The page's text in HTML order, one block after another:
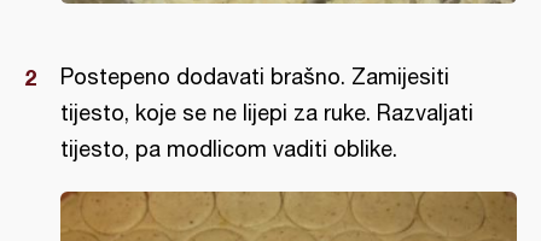
Postepeno dodavati brašno. Zamijesiti
tijesto, koje se ne lijepi za ruke. Razvaljati
tijesto, pa modlicom vaditi oblike.